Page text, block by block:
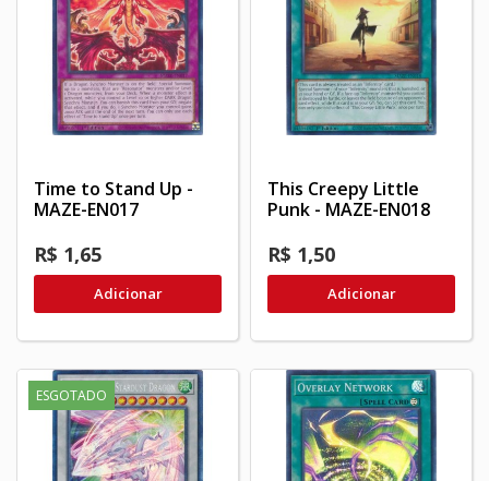
Time to Stand Up -
MAZE-EN017
R$ 1,65
Adicionar
This Creepy Little
Punk - MAZE-EN018
R$ 1,50
Adicionar
ESGOTADO